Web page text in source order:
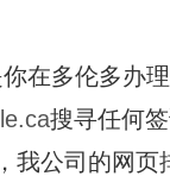
你在多伦多办
搜寻任何
我公司的网页